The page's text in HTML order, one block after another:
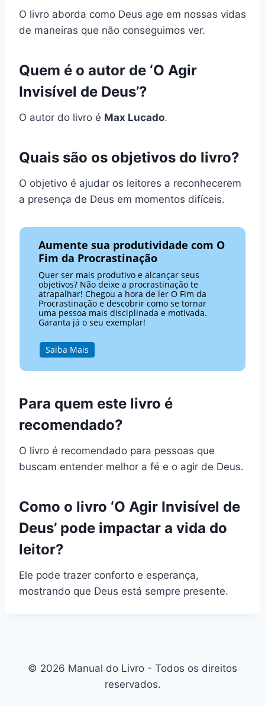
O livro aborda como Deus age em nossas vidas
de maneiras que não conseguimos ver.
Quem é o autor de ‘O Agir
Invisível de Deus’?
O autor do livro é Max Lucado.
Quais são os objetivos do livro?
O objetivo é ajudar os leitores a reconhecerem
a presença de Deus em momentos difíceis.
Aumente sua produtividade com O
Fim da Procrastinação
Quer ser mais produtivo e alcançar seus
objetivos? Não deixe a procrastinação te
atrapalhar! Chegou a hora de ler O Fim da
Procrastinação e descobrir como se tornar
uma pessoa mais disciplinada e motivada.
Garanta já o seu exemplar!
Saiba Mais
Para quem este livro é
recomendado?
O livro é recomendado para pessoas que
buscam entender melhor a fé e o agir de Deus.
Como o livro ‘O Agir Invisível de
Deus’ pode impactar a vida do
leitor?
Ele pode trazer conforto e esperança,
mostrando que Deus está sempre presente.
© 2026 Manual do Livro - Todos os direitos
reservados.